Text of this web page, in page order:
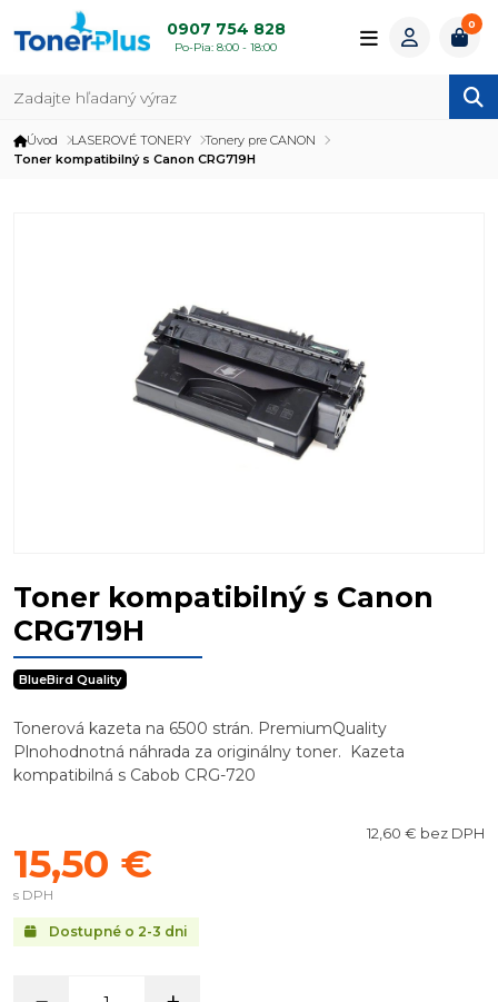
0907 754 828
Po-Pia: 8:00 - 18:00
0
Úvod LASEROVÉ TONERY
Tonery pre CANON
Toner kompatibilný s Canon CRG719H
Toner kompatibilný s Canon
CRG719H
BlueBird Quality
Tonerová kazeta na 6500 strán. PremiumQuality
Plnohodnotná náhrada za originálny toner. Kazeta
kompatibilná s Cabob CRG-720
Dostupné o 2-3 dni
12,60 € bez DPH
15,50 €
s DPH